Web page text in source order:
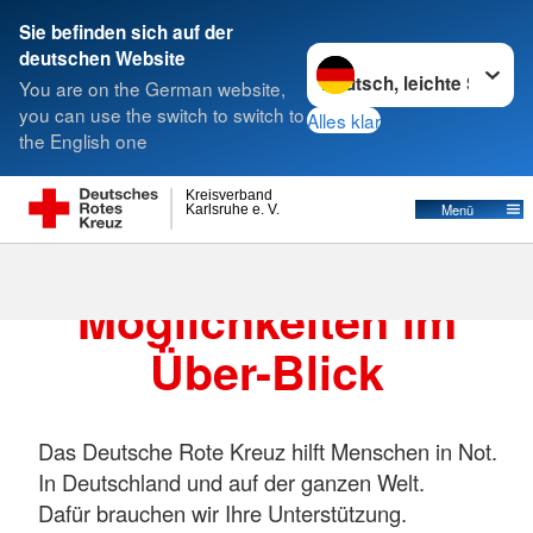
Sie befinden sich auf der
deutschen Website
You are on the German website,
you can use the switch to switch to
the English one
Sprache wechseln zu
Alles klar
Karlsruhe e. V.
Kreisverband
Menü
Suche
Möglichkeiten im
Über-Blick
Das Deutsche Rote Kreuz hilft Menschen in Not.
In Deutschland und auf der ganzen Welt.
Dafür brauchen wir Ihre Unterstützung.